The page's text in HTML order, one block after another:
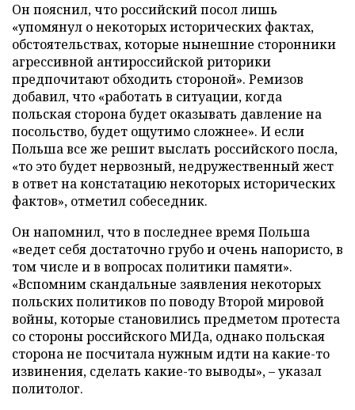
Он пояснил, что российский посол лишь
«упомянул о некоторых исторических фактах,
обстоятельствах, которые нынешние сторонники
агрессивной антироссийской риторики
предпочитают обходить стороной». Ремизов
добавил, что «работать в ситуации, когда
польская сторона будет оказывать давление на
посольство, будет ощутимо сложнее». И если
Польша все же решит выслать российского посла,
«то это будет нервозный, недружественный жест
в ответ на констатацию некоторых исторических
фактов», отметил собеседник.
Он напомнил, что в последнее время Польша
«ведет себя достаточно грубо и очень напористо, в
том числе и в вопросах политики памяти».
«Вспомним скандальные заявления некоторых
польских политиков по поводу Второй мировой
войны, которые становились предметом протеста
со стороны российского МИДа, однако польская
сторона не посчитала нужным идти на какие-то
извинения, сделать какие-то выводы», – указал
политолог.